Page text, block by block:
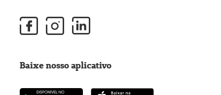
Baixe nosso aplicativo